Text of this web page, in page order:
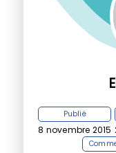
Publié
8 novembre 2015